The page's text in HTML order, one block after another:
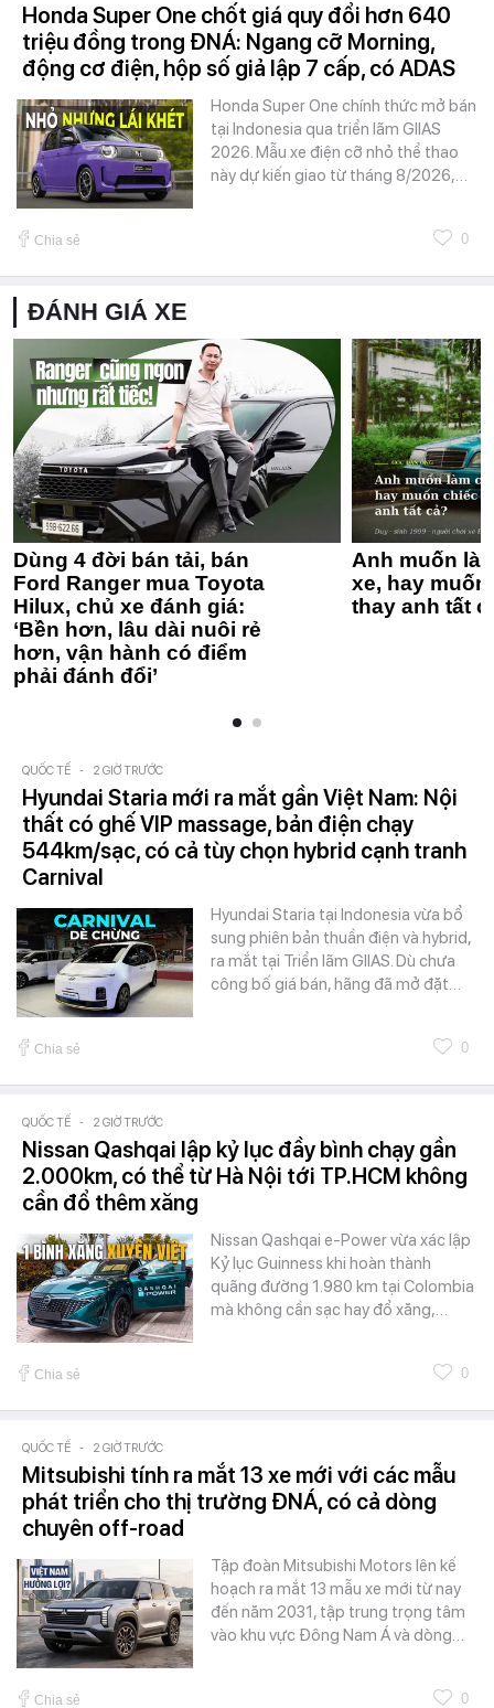
Honda Super One chốt giá quy đổi hơn 640
triệu đồng trong ĐNÁ: Ngang cỡ Morning,
động cơ điện, hộp số giả lập 7 cấp, có ADAS
Honda Super One chính thức mở bán
tại Indonesia qua triển lãm GIIAS
2026. Mẫu xe điện cỡ nhỏ thể thao
này dự kiến giao từ tháng 8/2026,…
Chia sẻ 0
ĐÁNH GIÁ XE
Dùng 4 đời bán tải, bán
Ford Ranger mua Toyota
Hilux, chủ xe đánh giá:
‘Bền hơn, lâu dài nuôi rẻ
hơn, vận hành có điểm
phải đánh đổi’
Anh muốn
xe, hay
thay anh tất
QUỐC TẾ - 2 GIỜ TRƯỚC
Hyundai Staria mới ra mắt gần Việt Nam: Nội
thất có ghế VIP massage, bản điện chạy
544km/sạc, có cả tùy chọn hybrid cạnh tranh
Carnival
Hyundai Staria tại Indonesia vừa bổ
sung phiên bản thuần điện và hybrid,
ra mắt tại Triển lãm GIIAS. Dù chưa
công bố giá bán, hãng đã mở đặt…
Chia sẻ 0
QUỐC TẾ - 2 GIỜ TRƯỚC
Nissan Qashqai lập kỷ lục đầy bình chạy gần
2.000km, có thể từ Hà Nội tới TP.HCM không
cần đổ thêm xăng
Nissan Qashqai e-Power vừa xác lập
Kỷ lục Guinness khi hoàn thành
quãng đường 1.980 km tại Colombia
mà không cần sạc hay đổ xăng,…
Chia sẻ 0
QUỐC TẾ - 2 GIỜ TRƯỚC
Mitsubishi tính ra mắt 13 xe mới với các mẫu
phát triển cho thị trường ĐNÁ, có cả dòng
chuyên off-road
Tập đoàn Mitsubishi Motors lên kế
hoạch ra mắt 13 mẫu xe mới từ nay
đến năm 2031, tập trung trọng tâm
vào khu vực Đông Nam Á và dòng…
Chia sẻ 0